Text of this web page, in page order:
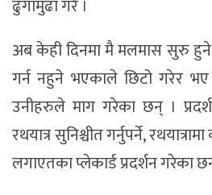
ढुंगामुढा गरे ।
अब केही दिनमा मै मलमास सुरु हुने
गर्न नहुने भएकाले छिटो गरेर भए
उनीहरुले माग गरेका छन् ।
रथयात्र सुनिश्चीत गर्नुपर्ने,
लगाएतका प्लेकार्ड प्रदर्शन गरेका